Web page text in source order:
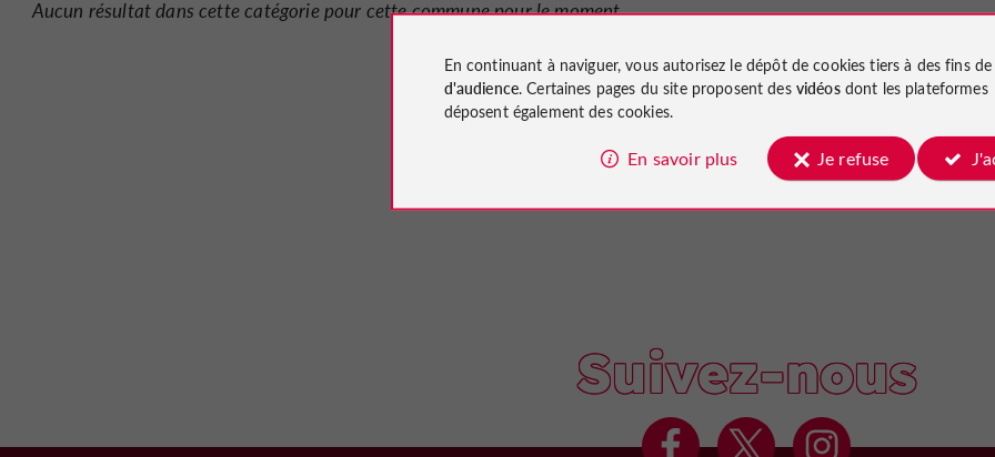
Aucun résultat dans cette catégorie pour cette commune pour le moment...
Suivez-nous
En continuant à naviguer, vous autorisez le dépôt de cookies tiers à des fins de
d'audience. Certaines pages du site proposent des vidéosdont les plateformes
déposent également des cookies.
En savoir plus Je refuse